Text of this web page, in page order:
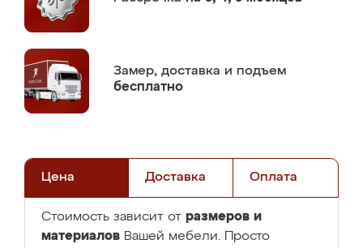
Замер, доставка и подъем
бесплатно
Цена Доставка Оплата
Стоимость зависит от размеров и
материалов Вашей мебели. Просто